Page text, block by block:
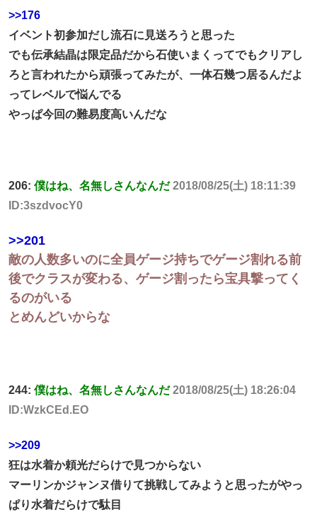
>>176
イベント初参加だし流石に見送ろうと思った
でも伝承結晶は限定品だから石使いまくってでもクリアし
ろと言われたから頑張ってみたが、一体石幾つ居るんだよ
ってレベルで悩んでる
やっぱ今回の難易度高いんだな
206: 僕はね、名無しさんなんだ 2018/08/25(土) 18:11:39
ID:3szdvocY0
>>201
敵の人数多いのに全員ゲージ持ちでゲージ割れる前
後でクラスが変わる、ゲージ割ったら宝具撃ってく
るのがいる
とめんどいからな
244: 僕はね、名無しさんなんだ 2018/08/25(土) 18:26:04
ID:WzkCEd.EO
>>209
狂は水着か頼光だらけで見つからない
マーリンかジャンヌ借りて挑戦してみようと思ったがやっ
ぱり水着だらけで駄目